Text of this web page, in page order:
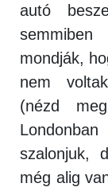
autó
mondják,
nem
(nézd
szalonjuk,
még alig